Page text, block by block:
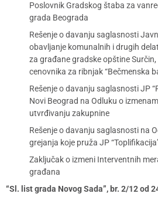
Poslovnik Gradskog štaba za
grada Beograda
Rešenje o davanju saglasnosti
obavljanje komunalnih i drugih
za građane gradske opštine
cenovnika za ribnjak “Bečmenska
Rešenje o davanju saglasnosti JP
Novi Beograd na Odluku o
utvrđivanju zakupnine
Rešenje o davanju saglasnosti na
grejanja koje pruža JP
Zaključak o izmeni Interventnih
građana
“Sl. list grada Novog Sada”, br. 2/12 od